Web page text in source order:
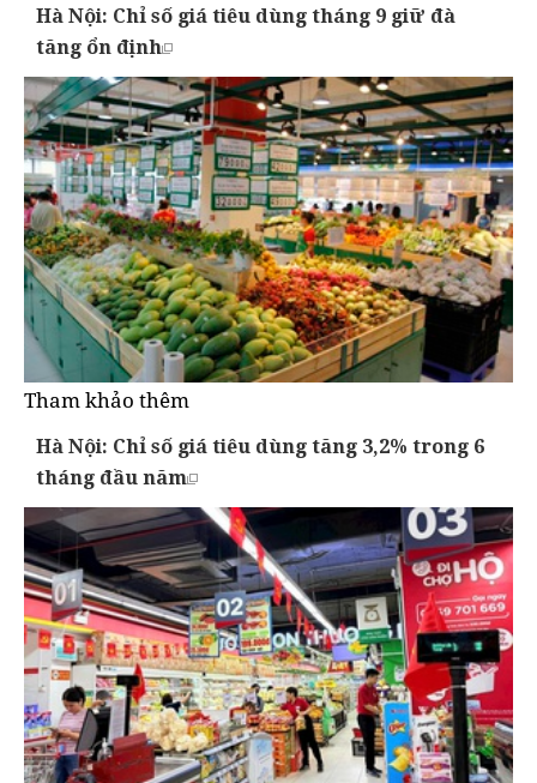
Hà Nội: Chỉ số giá tiêu dùng tháng 9 giữ đà
tăng ổn định
Tham khảo thêm
Hà Nội: Chỉ số giá tiêu dùng tăng 3,2% trong 6
tháng đầu năm